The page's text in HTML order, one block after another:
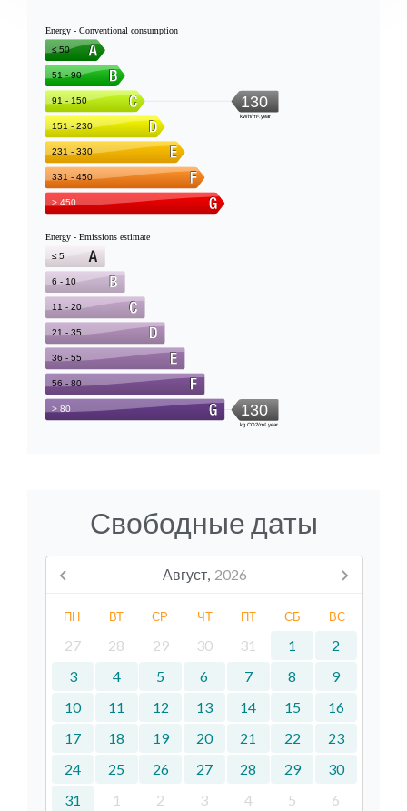
Свободные даты
Август, 2026
ПН ВТ СР ЧТ ПТ СБ ВС
27 28 29 30 31 1
2
3
4 5 6 7 8
9
10
11 12 13 14 15
16
17
18 19 20 21 22
23
24
25 26 27 28 29
30
31
1 2 3 4 5 6